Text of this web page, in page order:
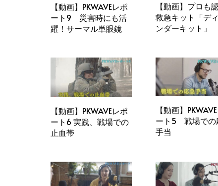
【動画】PKWAVEレポ
ート9 災害時にも活
躍！サーマル単眼鏡
【動画】プロも
救急キット「デ
ンダーキット」
【動画】PKWAVEレポ
ート6 実践、戦場での
止血帯
【動画】
ート5 戦場での
手当